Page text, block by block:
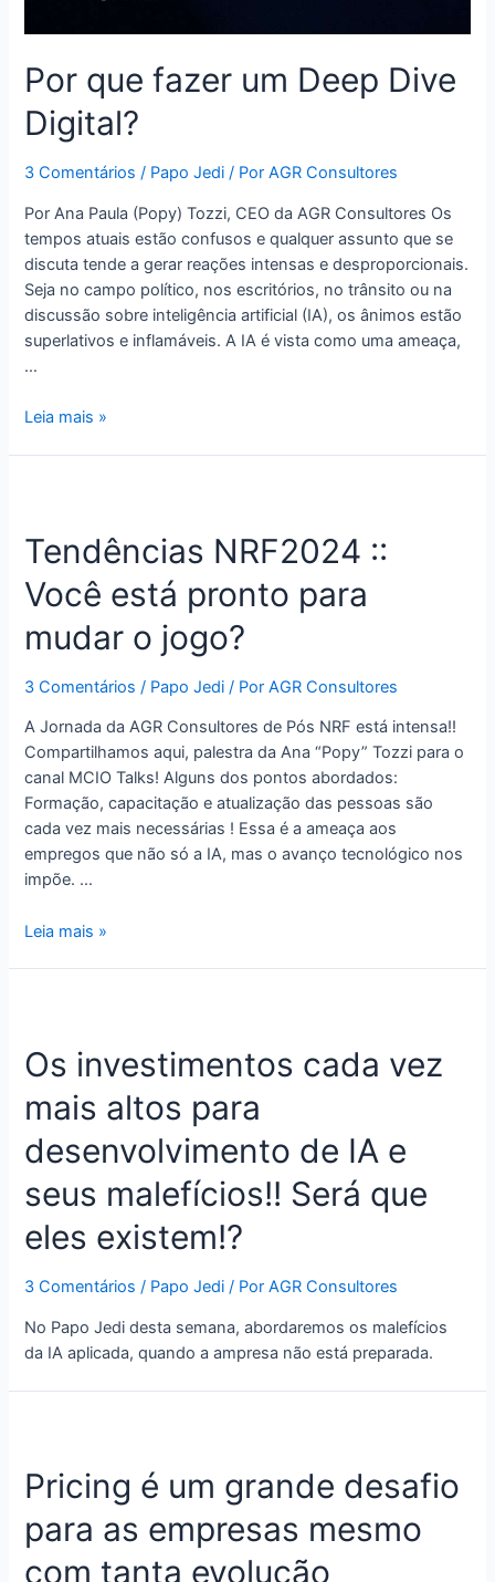
Por que fazer um Deep Dive
Digital?
3 Comentários / Papo Jedi / PorAGR Consultores
Por Ana Paula (Popy) Tozzi, CEO da AGR Consultores Os
tempos atuais estão confusos e qualquer assunto que se
discuta tende a gerar reações intensas e desproporcionais.
Seja no campo político, nos escritórios, no trânsito ou na
discussão sobre inteligência artificial (IA), os ânimos estão
superlativos e inflamáveis. A IA é vista como uma ameaça,
…
Leia mais »
Tendências NRF2024 ::
Você está pronto para
mudar o jogo?
3 Comentários / Papo Jedi / PorAGR Consultores
A Jornada da AGR Consultores de Pós NRF está intensa!!
Compartilhamos aqui, palestra da Ana “Popy” Tozzi para o
canal MCIO Talks! Alguns dos pontos abordados:
Formação, capacitação e atualização das pessoas são
cada vez mais necessárias ! Essa é a ameaça aos
empregos que não só a IA, mas o avanço tecnológico nos
impõe. …
Leia mais »
Os investimentos cada vez
mais altos para
desenvolvimento de IA e
seus malefícios!! Será que
eles existem!?
3 Comentários / Papo Jedi / PorAGR Consultores
No Papo Jedi desta semana, abordaremos os malefícios
da IA aplicada, quando a ampresa não está preparada.
Pricing é um grande desafio
para as empresas mesmo
com tanta evolução